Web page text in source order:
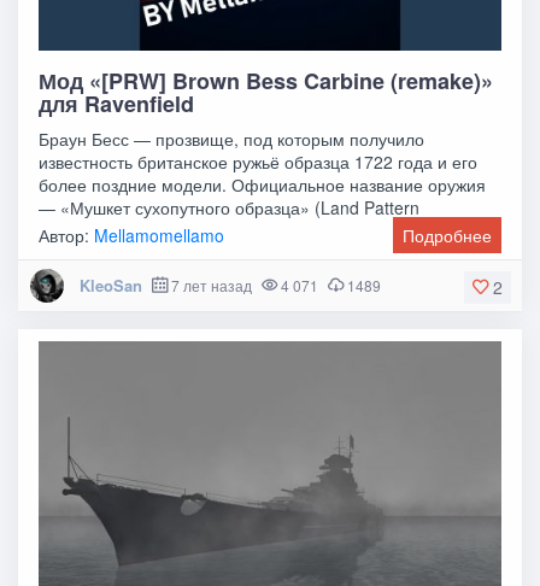
Мод «[PRW] Brown Bess Carbine (remake)»
для Ravenfield
Браун Бесс — прозвище, под которым получило
известность британское ружьё образца 1722 года и его
более поздние модели. Официальное название оружия
— «Мушкет сухопутного образца» (Land Pattern
Автор: Mellamomellamo Подробнее
2
KleoSan 7 лет назад 4 071 1489